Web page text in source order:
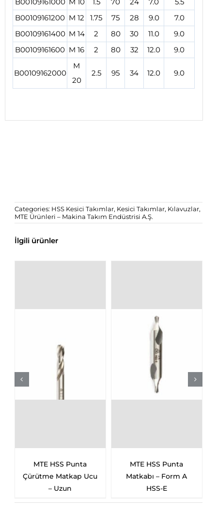
B00109161200 M 12 1.75 75 28 9.0
7.0
B00109161400 M 14 2 80 30 11.0
9.0
B00109161600 M 16 2 80 32 12.0 9.0
B00109162000
M
20
2.5 95 34 12.0 9.0
Categories: HSS Kesici Takımlar, Kesici Takımlar, Kılavuzlar,
MTE Ürünleri – Makina Takım Endüstrisi A.Ş.
İlgili ürünler
MTE HSS Silindirik
Saplı Çok Kısa
Matkap Ucu
MTE HSS Silindirik
Saplı Çok Uzun
Matkap Ucu – GT100